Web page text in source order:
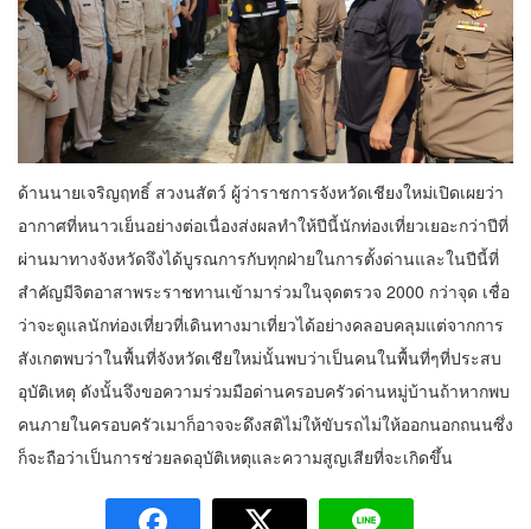
ด้านนายเจริญฤทธิ์ สวงนสัตว์ ผู้ว่าราชการจังหวัดเชียงใหม่เปิดเผยว่า
อากาศที่หนาวเย็นอย่างต่อเนื่องส่งผลทำให้ปีนี้นักท่องเที่ยวเยอะกว่าปีที่
ผ่านมาทางจังหวัดจึงได้บูรณการกับทุกฝ่ายในการตั้งด่านและในปีนี้ที่
สำคัญมีจิตอาสาพระราชทานเข้ามาร่วมในจุดตรวจ 2000 กว่าจุด เชื่อ
ว่าจะดูแลนักท่องเที่ยวที่เดินทางมาเที่ยวได้อย่างคลอบคลุมแต่จากการ
สังเกตพบว่าในพื้นที่จังหวัดเชียใหม่นั้นพบว่าเป็นคนในพื้นที่ๆที่ประสบ
อุบัติเหตุ ดังนั้นจึงขอความร่วมมือด่านครอบครัวด่านหมู่บ้านถ้าหากพบ
คนภายในครอบครัวเมาก็อาจจะดึงสติไม่ให้ขับรถไม่ให้ออกนอกถนนซึ่ง
ก็จะถือว่าเป็นการช่วยลดอุบัติเหตุและความสูญเสียที่จะเกิดขึ้น